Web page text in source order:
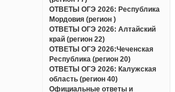
ОТВЕТЫ ОГЭ 2026: Республика
Мордовия (регион )
ОТВЕТЫ ОГЭ 2026: Алтайский
край (регион 22)
ОТВЕТЫ ОГЭ 2026:Чеченская
Республика (регион 20)
ОТВЕТЫ ОГЭ 2026: Калужская
область (регион 40)
Официальные ответы и